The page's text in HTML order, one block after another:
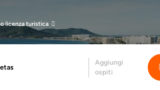
licenza turistica
Aggiungi
ospiti